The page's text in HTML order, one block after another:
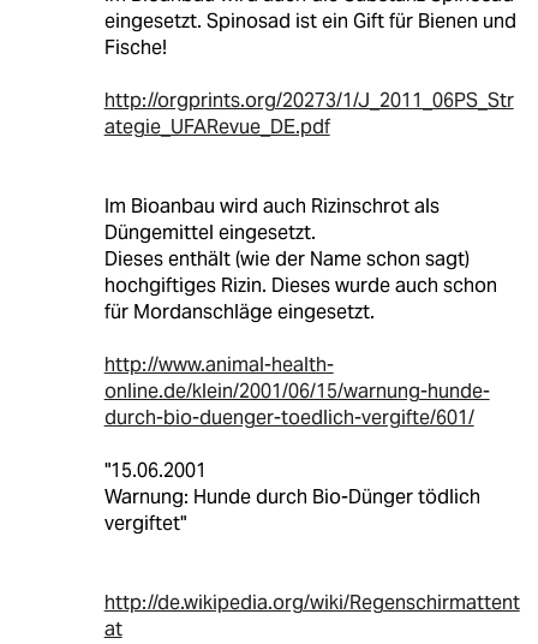
eingesetzt. Spinosad ist ein Gift für Bienen und
Fische!
http://orgprints.org/20273/1/J_2011_06PS_Str
ategie_UFARevue_DE.pdf
Im Bioanbau wird auch Rizinschrot als
Düngemittel eingesetzt.
Dieses enthält (wie der Name schon sagt)
hochgiftiges Rizin. Dieses wurde auch schon
für Mordanschläge eingesetzt.
http://www.animal-health-
online.de/klein/2001/06/15/warnung-hunde-
durch-bio-duenger-toedlich-vergifte/601/
"15.06.2001
Warnung: Hunde durch Bio-Dünger tödlich
vergiftet"
http://de.wikipedia.org/wiki/Regenschirmattent
at